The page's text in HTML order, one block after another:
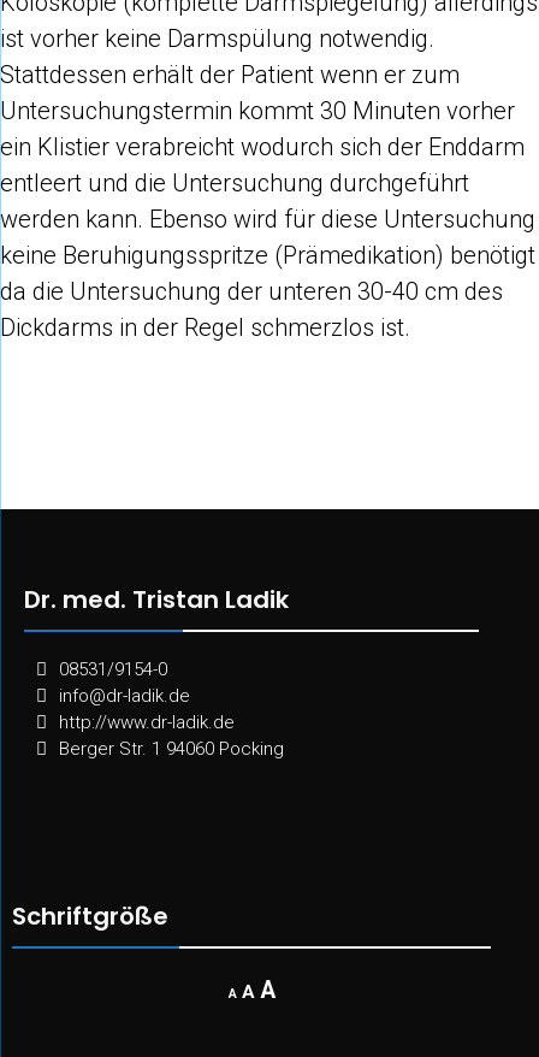
ist vorher keine Darmspülung notwendig.
Stattdessen erhält der Patient wenn er zum
Untersuchungstermin kommt 30 Minuten vorher
ein Klistier verabreicht wodurch sich der Enddarm
entleert und die Untersuchung durchgeführt
werden kann. Ebenso wird für diese Untersuchung
keine Beruhigungsspritze (Prämedikation) benötigt
da die Untersuchung der unteren 30-40 cm des
Dickdarms in der Regel schmerzlos ist.
Dr. med. Tristan Ladik
08531/9154-0
info@dr-ladik.de
http://www.dr-ladik.de
Berger Str. 1 94060 Pocking
Schriftgröße
A
Decrease
font
A Reset
AIncrease